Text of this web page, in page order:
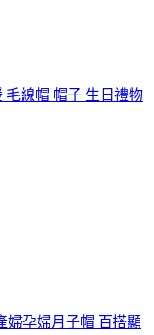
毛線帽 帽子 生日禮物
婦孕婦月子帽 百搭顯